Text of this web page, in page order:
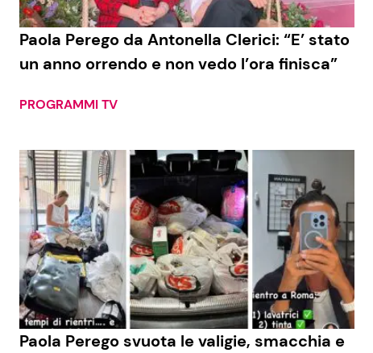
Paola Perego da Antonella Clerici: “E’ stato
un anno orrendo e non vedo l’ora finisca”
PROGRAMMI TV
Paola Perego svuota le valigie, smacchia e